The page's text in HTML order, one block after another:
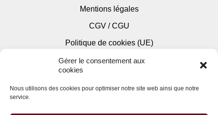
Gérer le consentement aux
cookies
Nous utilisons des cookies pour optimiser notre site web ainsi que notre
service.
Mentions légales
CGV / CGU
Politique de cookies (UE)